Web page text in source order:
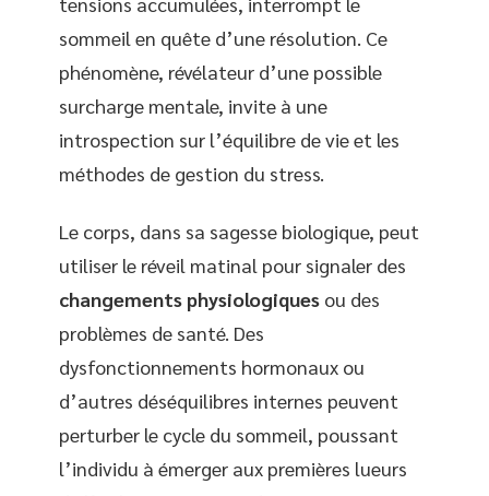
sommeil en quête d’une résolution. Ce
phénomène, révélateur d’une possible
surcharge mentale, invite à une
introspection sur l’équilibre de vie et les
méthodes de gestion du stress.
Le corps, dans sa sagesse biologique, peut
utiliser le réveil matinal pour signaler des
changements physiologiques ou des
problèmes de santé. Des
dysfonctionnements hormonaux ou
d’autres déséquilibres internes peuvent
perturber le cycle du sommeil, poussant
l’individu à émerger aux premières lueurs